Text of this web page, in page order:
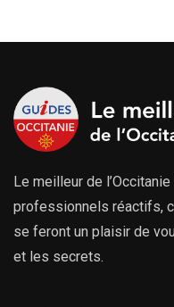
à
Le meilleur de
professionnels réactifs,
se feront un plaisir de
et les secrets.